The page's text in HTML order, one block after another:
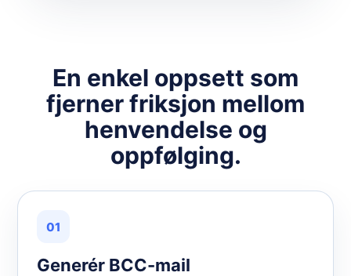
En enkel oppsett som
fjerner friksjon mellom
henvendelse og
oppfølging.
01
Generér BCC-mail